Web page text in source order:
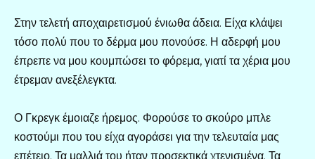
Στην τελετή αποχαιρετισμού ένιωθα άδεια. Είχα κλάψει
τόσο πολύ που το δέρμα μου πονούσε. Η αδερφή μου
έπρεπε να μου κουμπώσει το φόρεμα, γιατί τα χέρια μου
έτρεμαν ανεξέλεγκτα.
Ο Γκρεγκ έμοιαζε ήρεμος. Φορούσε το σκούρο μπλε
κοστούμι που του είχα αγοράσει για την τελευταία μας
επέτειο. Τα μαλλιά του ήταν προσεκτικά χτενισμένα. Τα